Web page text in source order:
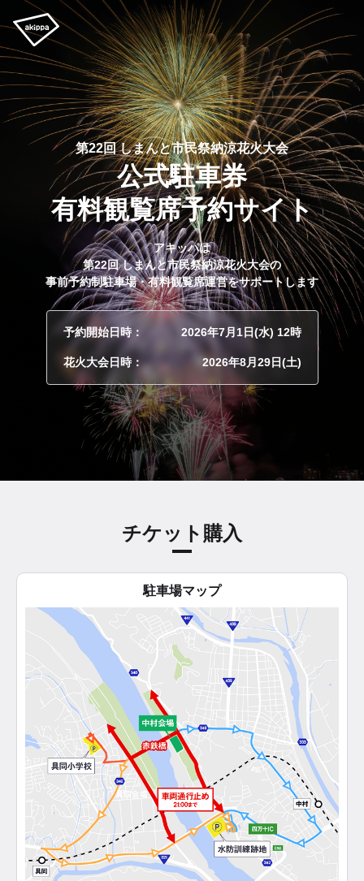
第22回 しまんと市民祭納涼花火大会
公式駐車券
有料観覧席予約サイト
アキッパは
第22回 しまんと市民祭納涼花火大会の
事前予約制駐車場・有料観覧席運営をサポートします
予約開始日時： 2026年7月1日(水) 12時
花火大会日時： 2026年8月29日(土)
チケット購入
駐車場マップ